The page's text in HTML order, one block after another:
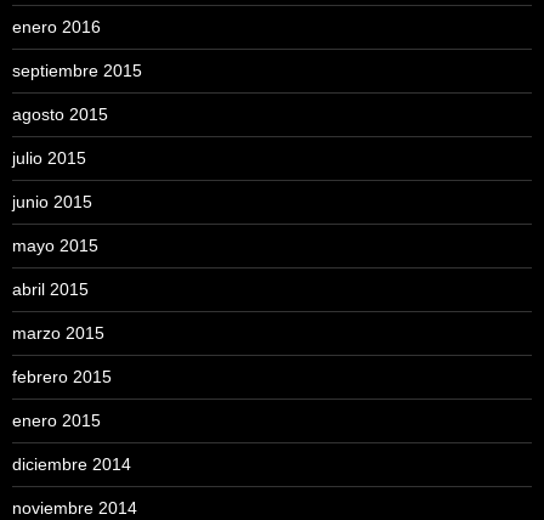
enero 2016
septiembre 2015
agosto 2015
julio 2015
junio 2015
mayo 2015
abril 2015
marzo 2015
febrero 2015
enero 2015
diciembre 2014
noviembre 2014